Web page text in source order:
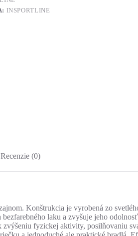
INSPORTLINE
Recenzie (0)
Konštrukcia je vyrobená zo
laku a zvyšuje jeho
fyzickej aktivity, posilňovaniu